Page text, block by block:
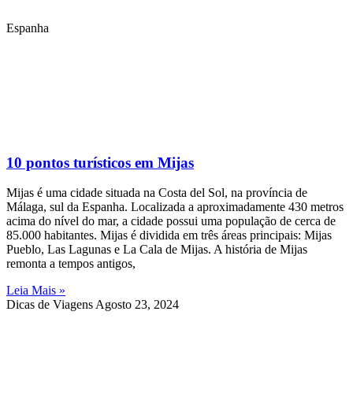
Espanha
10 pontos turísticos em Mijas
Mijas é uma cidade situada na Costa del Sol, na província de
Málaga, sul da Espanha. Localizada a aproximadamente 430 metros
acima do nível do mar, a cidade possui uma população de cerca de
85.000 habitantes. Mijas é dividida em três áreas principais: Mijas
Pueblo, Las Lagunas e La Cala de Mijas. A história de Mijas
remonta a tempos antigos,
Leia Mais »
Dicas de ViagensAgosto 23, 2024